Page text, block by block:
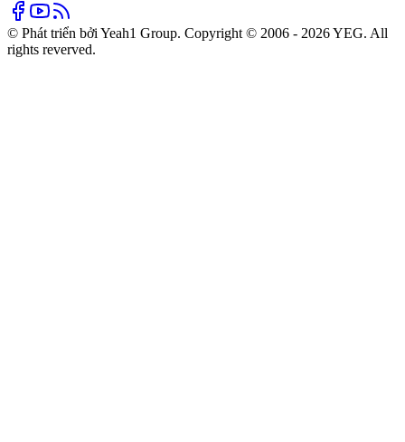
© Phát triển bởi Yeah1 Group. Copyright © 2006 - 2026 YEG. All
rights reverved.